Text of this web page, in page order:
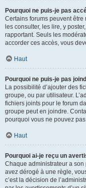
Pourquoi ne puis-je pas
Certains forums peuvent
les consulter, les lire, y
rapportant. Seuls les
accorder ces accès, vous
Haut
Pourquoi ne puis-je pas
La possibilité d’ajouter des
groupe, ou par utilisateur.
fichiers joints pour le forum
groupe peut en joindre.
pourquoi vous ne pouvez
Haut
Pourquoi ai-je reçu un
Chaque administrateur a
avez dérogé à une règle,
c’est la décision de